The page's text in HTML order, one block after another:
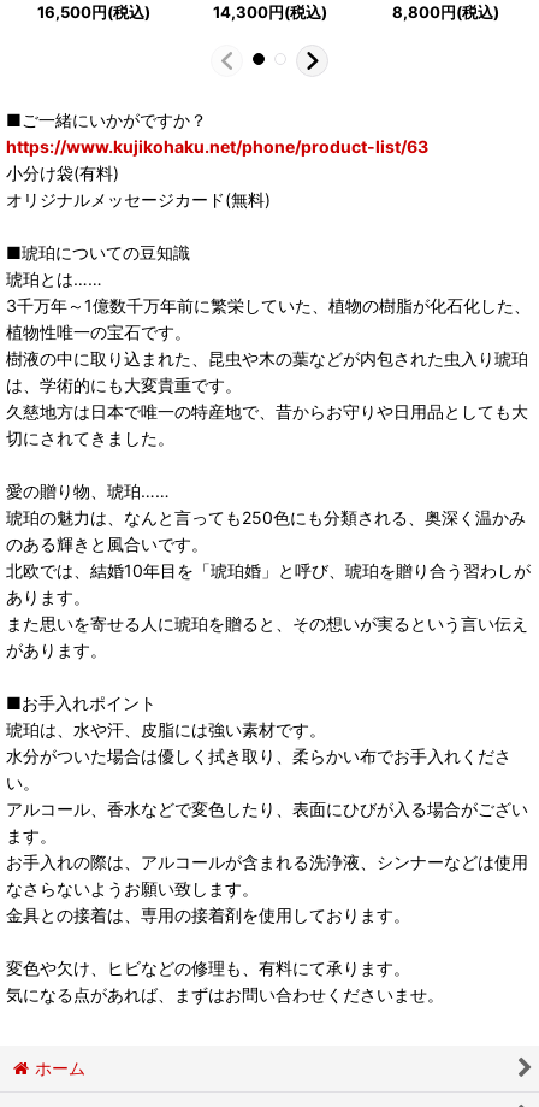
16,500円(税込)
14,300円(税込)
8,800円(税込)
■ご一緒にいかがですか？
https://www.kujikohaku.net/phone/product-list/63
小分け袋(有料)
オリジナルメッセージカード(無料)
■琥珀についての豆知識
琥珀とは……
3千万年～1億数千万年前に繁栄していた、植物の樹脂が化石化した、
植物性唯一の宝石です。
樹液の中に取り込まれた、昆虫や木の葉などが内包された虫入り琥珀
は、学術的にも大変貴重です。
久慈地方は日本で唯一の特産地で、昔からお守りや日用品としても大
切にされてきました。
愛の贈り物、琥珀……
琥珀の魅力は、なんと言っても250色にも分類される、奥深く温かみ
のある輝きと風合いです。
北欧では、結婚10年目を「琥珀婚」と呼び、琥珀を贈り合う習わしが
あります。
また思いを寄せる人に琥珀を贈ると、その想いが実るという言い伝え
があります。
■お手入れポイント
琥珀は、水や汗、皮脂には強い素材です。
水分がついた場合は優しく拭き取り、柔らかい布でお手入れくださ
い。
アルコール、香水などで変色したり、表面にひびが入る場合がござい
ます。
お手入れの際は、アルコールが含まれる洗浄液、シンナーなどは使用
なさらないようお願い致します。
金具との接着は、専用の接着剤を使用しております。
変色や欠け、ヒビなどの修理も、有料にて承ります。
気になる点があれば、まずはお問い合わせくださいませ。
ホーム